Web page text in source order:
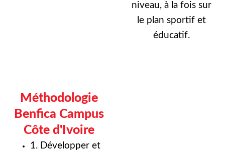
niveau, à la fois sur
le plan sportif et
éducatif.
Méthodologie
Benfica Campus
Côte d'Ivoire
1. Développer et